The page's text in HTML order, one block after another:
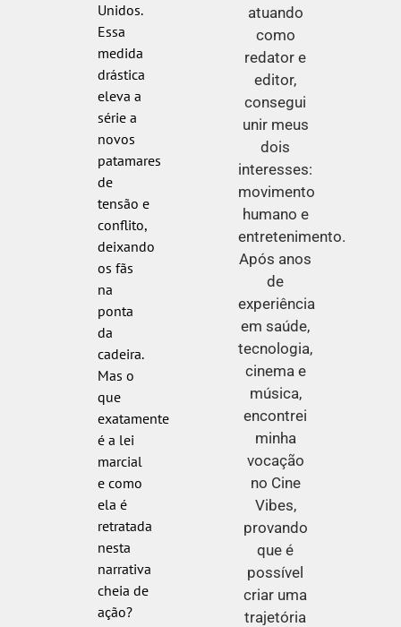
Unidos.
Essa
medida
drástica
eleva a
série a
novos
patamares
de
tensão e
conflito,
deixando
os fãs
na
ponta
da
cadeira.
Mas o
que
exatamente
é a lei
marcial
e como
ela é
retratada
nesta
narrativa
cheia de
ação?
atuando
como
redator e
editor,
consegui
unir meus
dois
interesses:
movimento
humano e
entretenimento.
Após anos
de
experiência
em saúde,
tecnologia,
cinema e
música,
encontrei
minha
vocação
no Cine
Vibes,
provando
que é
possível
criar uma
trajetória